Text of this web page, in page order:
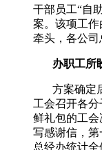
干部员工“自
案。该项工
牵头，各公司
办职工所
方案确定
工会召开各
鲜礼包的工
写感谢信，第
总经办统计